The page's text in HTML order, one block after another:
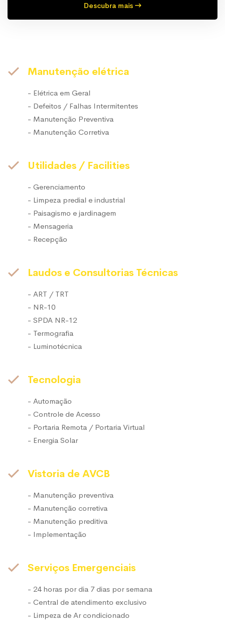
Descubra mais
Manutenção elétrica
- Elétrica em Geral
- Defeitos / Falhas Intermitentes
- Manutenção Preventiva
- Manutenção Corretiva
Utilidades / Facilities
- Gerenciamento
- Limpeza predial e industrial
- Paisagismo e jardinagem
- Mensageria
- Recepção
Laudos e Consultorias Técnicas
- ART / TRT
- NR-10
- SPDA NR-12
- Termografia
- Luminotécnica
Tecnologia
- Automação
- Controle de Acesso
- Portaria Remota / Portaria Virtual
- Energia Solar
Vistoria de AVCB
- Manutenção preventiva
- Manutenção corretiva
- Manutenção preditiva
- Implementação
Serviços Emergenciais
- 24 horas por dia 7 dias por semana
- Central de atendimento exclusivo
- Limpeza de Ar condicionado